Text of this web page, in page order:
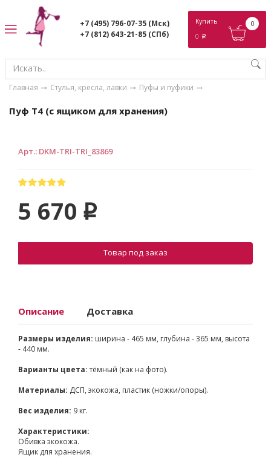
+7 (495) 796-07-35 (Мск)
+7 (812) 643-21-85 (СПб)
Купить
0 p
0
Главная Стулья, кресла, лавки Пуфы и пуфики
Пуф Т4 (с ящиком для хранения)
Арт.: DKM-TRI-TRI_83869
5 670 p
Товар под заказ
Описание Доставка
Размеры изделия: ширина - 465 мм, глубина - 365 мм, высота
- 440 мм.
Варианты цвета:тёмный (как на фото).
Материалы: ДСП, экокожа, пластик (ножки/опоры).
Вес изделия: 9 кг.
Характеристики:
Обивка экокожа.
Ящик для хранения.